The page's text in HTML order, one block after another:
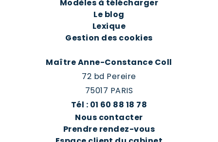
Modèles à télécharger
Le blog
Lexique
Gestion des cookies
Maître Anne-Constance Coll
72 bd Pereire
75017 PARIS
Tél : 01 60 88 18 78
Nous contacter
Prendre rendez-vous